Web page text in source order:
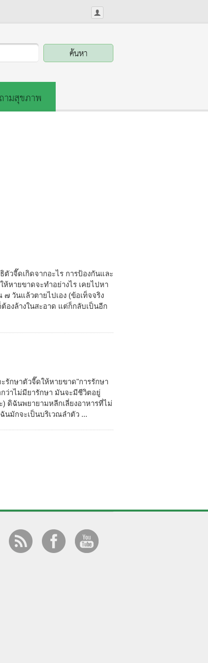
ามสุขภาพ
วจี๊ดเกิดจากอะไร การป้องกันและ
หายขาดจะทำอย่างไร เคยไปหา
วันแล้วตายไปเอง (ข้อเท็จจริง
องล้างในสะอาด แต่ก็กลับเป็นอีก
รักษาตัวจี๊ดให้หายขาด"การรักษา
ว่าไม่มียารักษา มันจะมีชีวิตอยู่
) ดิฉันพยายามหลีกเลี่ยงอาหารที่ไม่
นมักจะเป็นบริเวณลำตัว ...